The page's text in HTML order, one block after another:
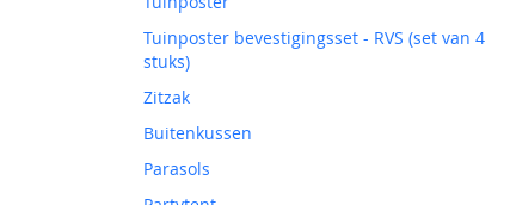
Tuinposter bevestigingsset - RVS (set van 4
stuks)
Zitzak
Buitenkussen
Parasols